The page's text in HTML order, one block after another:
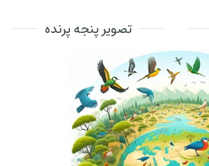
تصویر پنجه پرنده